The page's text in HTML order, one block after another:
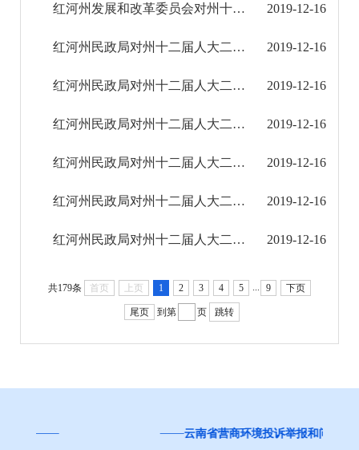
重大建设项目
重大民生信息
红河州发展和改革委员会对州十二届人大二次会议第38号建议的答复 2019-12-16
红河州民政局对州十二届人大二次会议第189号建议的答复 2019-12-16
红河州民政局对州十二届人大二次会议第170号建议的答复 2019-12-16
红河州民政局对州十二届人大二次会议第160号建议的答复 2019-12-16
红河州民政局对州十二届人大二次会议第110号建议的答复 2019-12-16
红河州民政局对州十二届人大二次会议第109号建议的答复 2019-12-16
红河州民政局对州十二届人大二次会议第108号建议的答复 2019-12-16
共179条 首页 上页 1 2 3 4 5 ... 9 下页
尾页 到第 页 跳转
云南省营商环境投诉举报和问卷调查平台